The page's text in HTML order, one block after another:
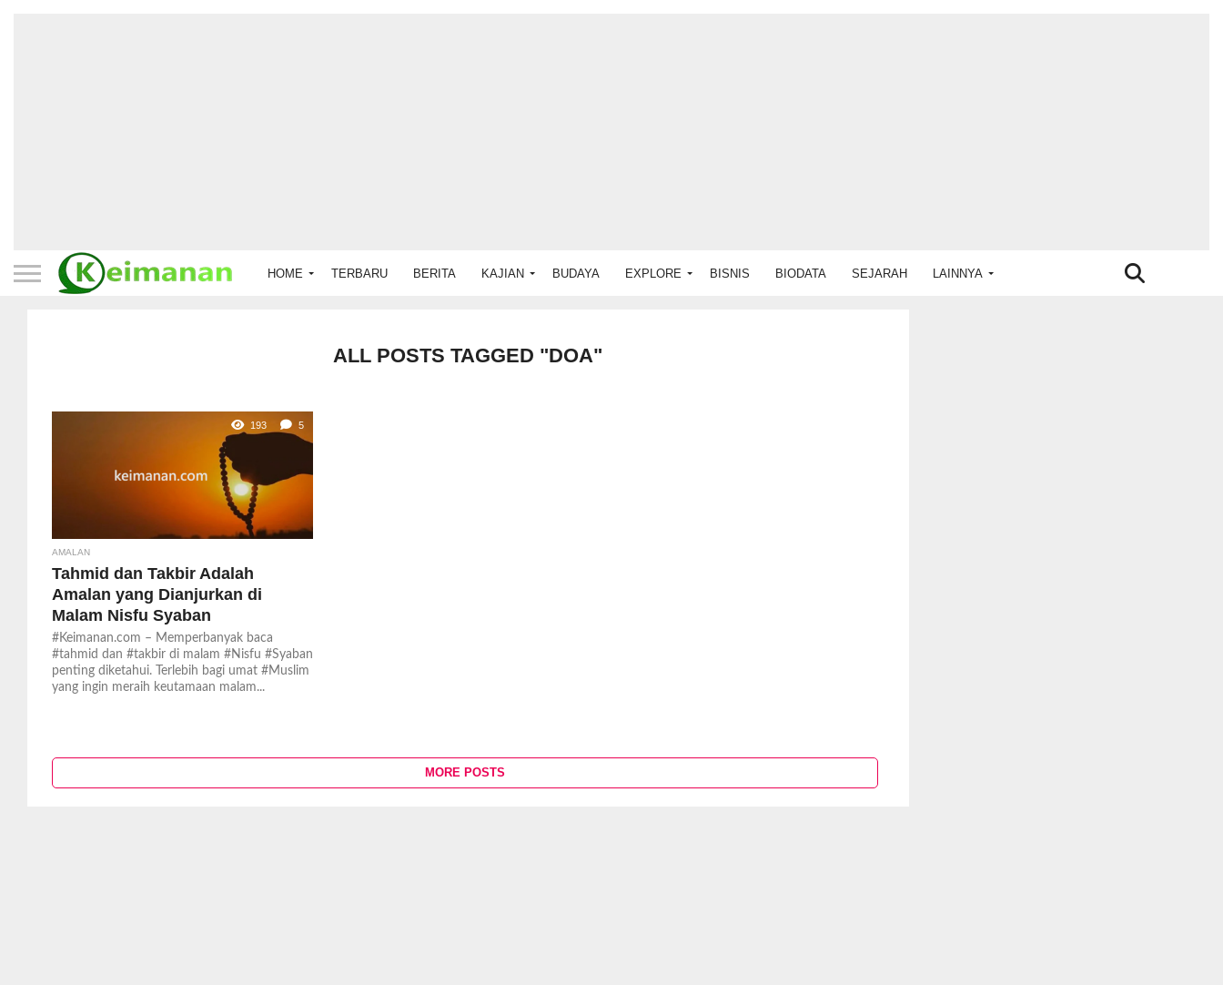
HOME TERBARU BERITA KAJIAN BUDAYA EXPLORE BISNIS BIODATA SEJARAH LAINNYA
ALL POSTS TAGGED "DOA"
193 5
AMALAN
Tahmid dan Takbir Adalah
Amalan yang Dianjurkan di
Malam Nisfu Syaban
#Keimanan.com – Memperbanyak baca
#tahmid dan #takbir di malam #Nisfu #Syaban
penting diketahui. Terlebih bagi umat #Muslim
yang ingin meraih keutamaan malam...
MORE POSTS